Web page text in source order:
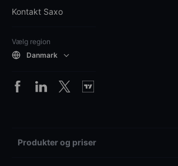
Kontakt Saxo
Vælg region
Danmark
Produkter og priser